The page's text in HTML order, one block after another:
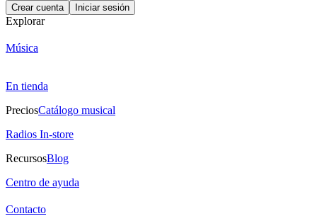
Crear cuenta Iniciar sesión
Explorar
Música
En tienda
PreciosCatálogo musical
Radios In-store
RecursosBlog
Centro de ayuda
Contacto